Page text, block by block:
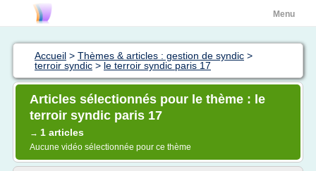
Menu
Accueil > Thèmes & articles : gestion de syndic >
terroir syndic > le terroir syndic paris 17
Articles sélectionnés pour le thème : le
terroir syndic paris 17
→ 1 articles
Aucune vidéo sélectionnée pour ce thème